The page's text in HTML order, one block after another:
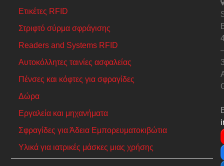
Ετικέτες RFID
Στριφτό σύρμα σφράγισης
Readers and Systems RFID
Αυτοκόλλητες ταινίες ασφαλείας
Πένσες και κόφτες για σφραγίδες
Δώρα
Εργαλεία και μηχανήματα
Σφραγίδες για Άδεια Εμπορευματοκιβώτια
Υλικά για ιατρικές μάσκες μιας χρήσης